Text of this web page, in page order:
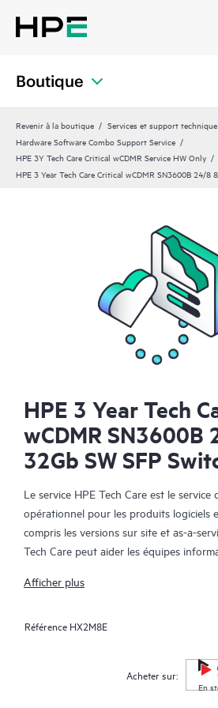
Boutique
Revenir à la boutique Services et support technique
Hardware Software Combo Support Service
HPE 3Y Tech Care Critical wCDMR Service HW Only
HPE 3 Year Tech Care Critical wCDMR SN3600B 24/8
HPE 3 Year Tech
wCDMR SN3600B
32Gb SW SFP
Le service HPE Tech Care est le service
opérationnel pour les produits logiciels
compris les versions sur site et as-a-
Tech Care peut aider les équipes
chercher proactivement de meilleures
spécialistes produit et fournit des
qui aideront les Clients à réduire les
méthodes de travail plus efficaces. Les
Afficher plus
Référence HX2M8E
Acheter sur:
En